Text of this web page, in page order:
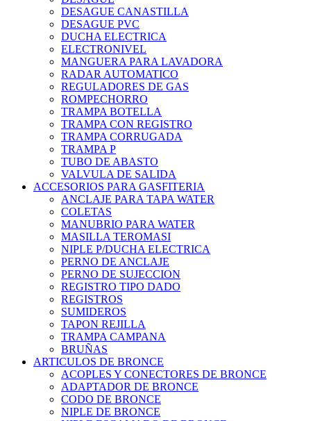
DESAGUE CANASTILLA
DESAGUE PVC
DUCHA ELECTRICA
ELECTRONIVEL
MANGUERA PARA LAVADORA
RADAR AUTOMATICO
REGULADORES DE GAS
ROMPECHORRO
TRAMPA BOTELLA
TRAMPA CON REGISTRO
TRAMPA CORRUGADA
TRAMPA P
TUBO DE ABASTO
VALVULA DE SALIDA
ACCESORIOS PARA GASFITERIA
ANCLAJE PARA TAPA WATER
COLETAS
MANUBRIO PARA WATER
MASILLA TEROMASI
NIPLE P/DUCHA ELECTRICA
PERNO DE ANCLAJE
PERNO DE SUJECCION
REGISTRO TIPO DADO
REGISTROS
SUMIDEROS
TAPON REJILLA
TRAMPA CAMPANA
BRUÑAS
ARTICULOS DE BRONCE
ACOPLES Y CONECTORES DE BRONCE
ADAPTADOR DE BRONCE
CODO DE BRONCE
NIPLE DE BRONCE